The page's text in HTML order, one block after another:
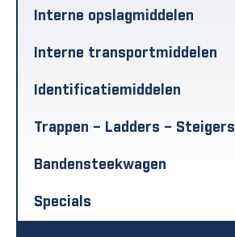
Interne opslagmiddelen
Interne transportmiddelen
Identificatiemiddelen
Trappen – Ladders – Steigers
Bandensteekwagen
Specials